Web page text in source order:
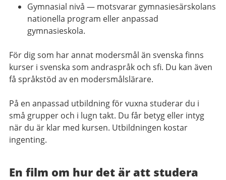
Gymnasial nivå — motsvarar gymnasiesärskolans
nationella program eller anpassad
gymnasieskola.
För dig som har annat modersmål än svenska finns
kurser i svenska som andraspråk och sfi. Du kan även
få språkstöd av en modersmålslärare.
På en anpassad utbildning för vuxna studerar du i
små grupper och i lugn takt. Du får betyg eller intyg
när du är klar med kursen. Utbildningen kostar
ingenting.
En film om hur det är att studera